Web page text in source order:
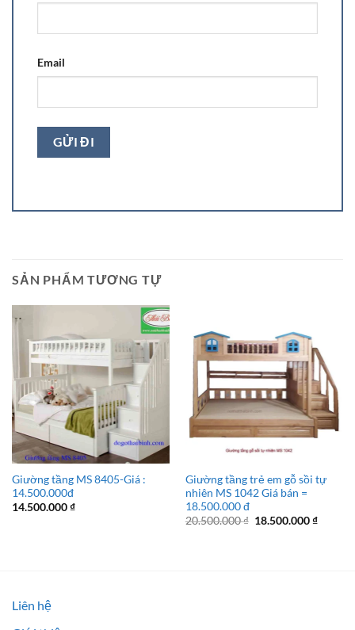
Email
SẢN PHẨM TƯƠNG TỰ
Giường tầng MS 8405-Giá :
14.500.000đ
14.500.000₫
Giường tầng trẻ em gỗ sồi tự
nhiên MS 1042 Giá bán =
18.500.000 đ
20.500.000₫ Giá
18.500.000₫Giá
Liên hệ